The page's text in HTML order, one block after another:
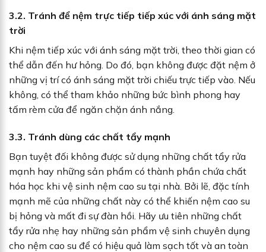
3.2. Tránh để nệm trực tiếp tiếp xúc với ánh sáng mặt
trời
Khi nệm tiếp xúc với ánh sáng mặt trời, theo thời gian có
thể dẫn đến hư hỏng. Do đó, bạn không được đặt nệm ở
những vị trí có ánh sáng mặt trời chiếu trực tiếp vào. Nếu
không, có thể tham khảo những bức bình phong hay
tấm rèm cửa để ngăn chặn ánh nắng.
3.3. Tránh dùng các chất tẩy mạnh
Bạn tuyệt đối không được sử dụng những chất tẩy rửa
mạnh hay những sản phẩm có thành phần chứa chất
hóa học khi vệ sinh nệm cao su tại nhà. Bởi lẽ, đặc tính
mạnh mẽ của những chất này có thể khiến nệm cao su
bị hỏng và mất đi sự đàn hồi. Hãy ưu tiên những chất
tẩy rửa nhẹ hay những sản phẩm vệ sinh chuyên dụng
cho nệm cao su để có hiệu quả làm sạch tốt và an toàn